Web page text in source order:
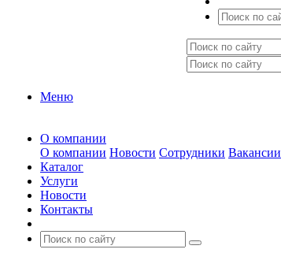
Меню
О компании
О компании Новости Сотрудники Вакансии
Каталог
Услуги
Новости
Контакты